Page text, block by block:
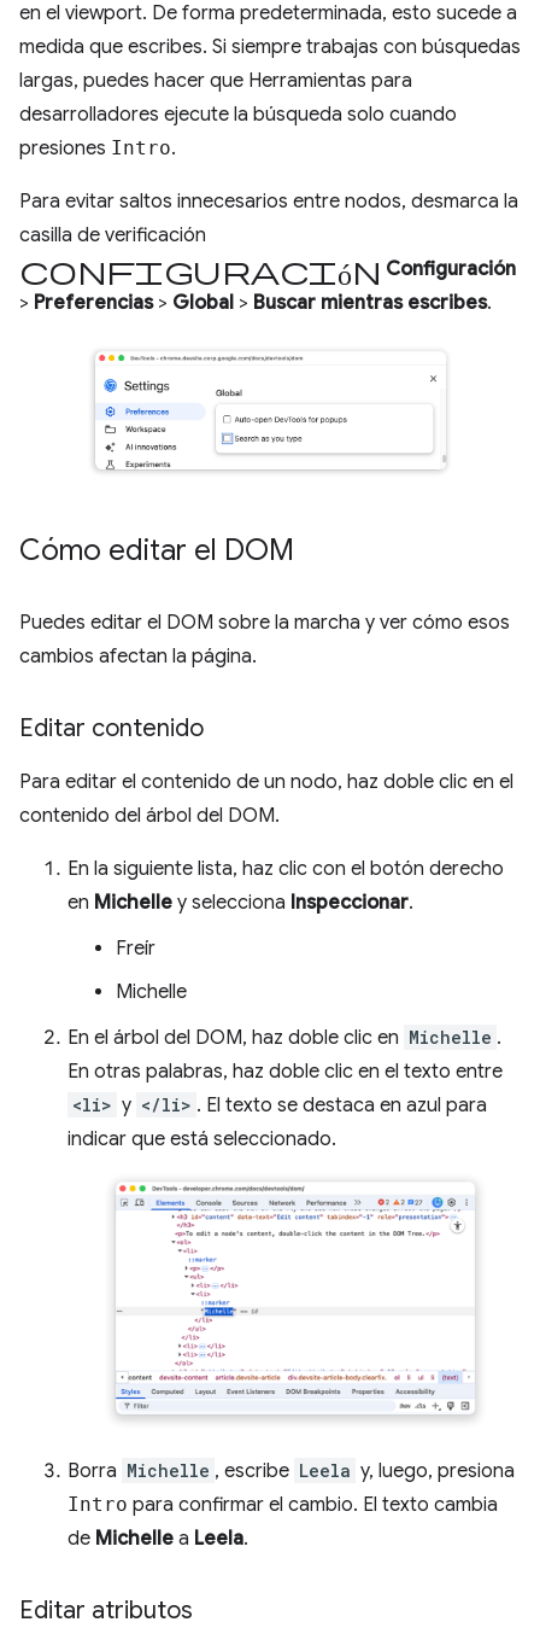
en el viewport. De forma predeterminada, esto sucede a
medida que escribes. Si siempre trabajas con búsquedas
largas, puedes hacer que Herramientas para
desarrolladores ejecute la búsqueda solo cuando
presiones Intro.
Para evitar saltos innecesarios entre nodos, desmarca la
casilla de verificación
configuración Configuración
> Preferencias> Global > Buscar mientras escribes.
Cómo editar el DOM
Puedes editar el DOM sobre la marcha y ver cómo esos
cambios afectan la página.
Editar contenido
Para editar el contenido de un nodo, haz doble clic en el
contenido del árbol del DOM.
En la siguiente lista, haz clic con el botón derecho
en Michelle y selecciona Inspeccionar.
Freír
Michelle
En el árbol del DOM, haz doble clic en Michelle .
En otras palabras, haz doble clic en el texto entre
<li> y </li> . El texto se destaca en azul para
indicar que está seleccionado.
Borra Michelle , escribe Leela y, luego, presiona
Intro para confirmar el cambio. El texto cambia
de Michelle a Leela.
Editar atributos